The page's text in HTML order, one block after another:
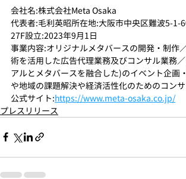
会社名:株式会社Meta Osaka
代表者:毛利英昭所在地:大阪市中央区難波5-1-
27F設立:2023年9月1日
事業内容:オリジナルメタバースの開発・制作
術を活用した広告代理業務及びコンサル業務
アルとメタバースを融合した)のイベント企画
や地域の課題解決や経済活性化のためのコン
公式サイト:https://www.meta-osaka.co.jp/
プレスリリース